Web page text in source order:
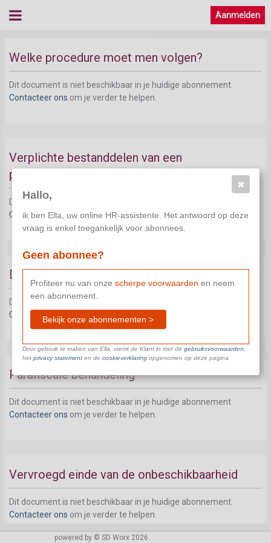
Aanmelden
Welke procedure moet men volgen?
Dit document is niet beschikbaar in je huidige abonnement.
Contacteer ons om je verder te helpen.
Verplichte bestanddelen van een
participatieplan
Dit document is niet beschikbaar in je huidige abonnement.
Contacteer onsom je verder te helpen.
Differentiatie van het toegekende voordeel
Dit document is niet beschikbaar in je huidige abonnement.
Contacteer ons
om je verder te helpen.
Parafiscale behandeling
Dit document is niet beschikbaar in je huidige abonnement.
Contacteer ons om je verder te helpen.
Vervroegd einde van de onbeschikbaarheid
Dit document is niet beschikbaar in je huidige abonnement.
Contacteer ons om je verder te helpen.
powered by © SD Worx 2026
Hallo,
ik ben Ella, uw online HR-assistente. Het antwoord op deze
vraag is enkel toegankelijk voor abonnees.
Geen abonnee?
Profiteer nu van onze scherpe voorwaarden en neem
een abonnement.
Bekijk onze abonnementen >
Door gebruik te maken van Ella, stemt de Klant in met de gebruiksvoorwaarden
het privacy statementen de cookieverklaringopgenomen op deze pagina.